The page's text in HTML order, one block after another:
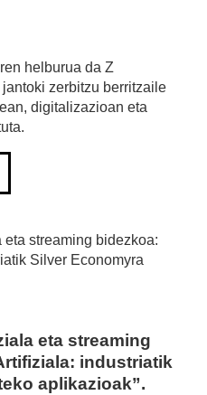
helburua da Z
zerbitzu berritzaile
digitalizazioan eta
eta streaming
industriatik
aplikazioak”.